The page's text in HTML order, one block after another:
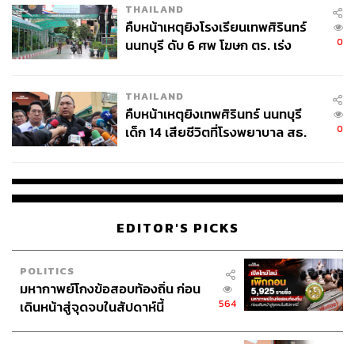
THAILAND
คืบหน้าเหตุยิงโรงเรียนเทพศิรินทร์
นนทบุรี ดับ 6 ศพ โฆษก ตร. เร่ง
0
THAILAND
คืบหน้าเหตุยิงเทพศิรินทร์ นนทบุรี
เด็ก 14 เสียชีวิตที่โรงพยาบาล สธ.
0
EDITOR'S PICKS
POLITICS
มหากาพย์โกงข้อสอบท้องถิ่น ก่อน
เดินหน้าสู่จุดจบในสัปดาห์นี้
564